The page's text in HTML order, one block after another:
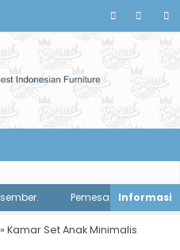
Pemesanan meja makan
» Kamar Set Anak Minimalis